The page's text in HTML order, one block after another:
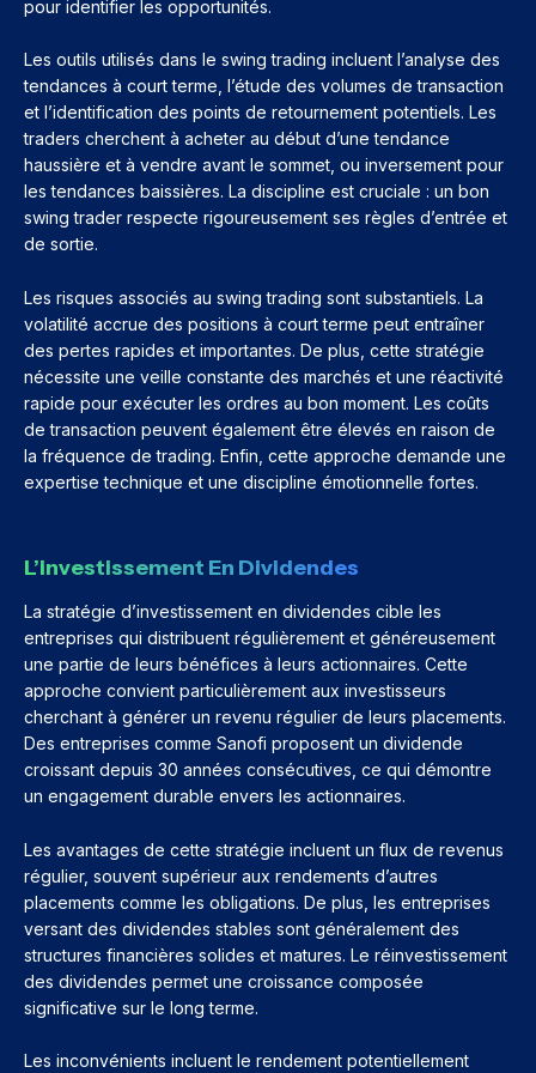
pour identifier les opportunités.
Les outils utilisés dans le swing trading incluent l’analyse des
tendances à court terme, l’étude des volumes de transaction
et l’identification des points de retournement potentiels. Les
traders cherchent à acheter au début d’une tendance
haussière et à vendre avant le sommet, ou inversement pour
les tendances baissières. La discipline est cruciale : un bon
swing trader respecte rigoureusement ses règles d’entrée et
de sortie.
Les risques associés au swing trading sont substantiels. La
volatilité accrue des positions à court terme peut entraîner
des pertes rapides et importantes. De plus, cette stratégie
nécessite une veille constante des marchés et une réactivité
rapide pour exécuter les ordres au bon moment. Les coûts
de transaction peuvent également être élevés en raison de
la fréquence de trading. Enfin, cette approche demande une
expertise technique et une discipline émotionnelle fortes.
L’investissement En Dividendes
La stratégie d’investissement en dividendes cible les
entreprises qui distribuent régulièrement et généreusement
une partie de leurs bénéfices à leurs actionnaires. Cette
approche convient particulièrement aux investisseurs
cherchant à générer un revenu régulier de leurs placements.
Des entreprises comme Sanofi proposent un dividende
croissant depuis 30 années consécutives, ce qui démontre
un engagement durable envers les actionnaires.
Les avantages de cette stratégie incluent un flux de revenus
régulier, souvent supérieur aux rendements d’autres
placements comme les obligations. De plus, les entreprises
versant des dividendes stables sont généralement des
structures financières solides et matures. Le réinvestissement
des dividendes permet une croissance composée
significative sur le long terme.
Les inconvénients incluent le rendement potentiellement